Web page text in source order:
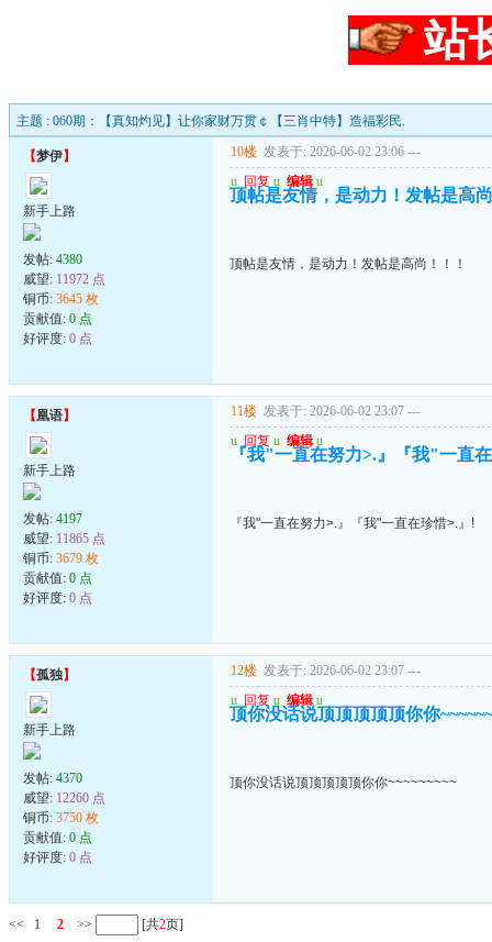
站
主题 : 060期：【真知灼见】让你家财万贯￠【三肖中特】造福彩民.
【梦伊】
新手上路
发帖: 4380
威望: 11972 点
铜币: 3645 枚
贡献值: 0 点
好评度: 0 点
10楼 发表于: 2026-06-02 23:06 ---
u 回复 u 编辑 u
顶帖是友情，是动力！发帖是高
顶帖是友情，是动力！发帖是高尚！！！
【凰语】
新手上路
发帖: 4197
威望: 11865 点
铜币: 3679 枚
贡献值: 0 点
好评度: 0 点
11楼 发表于: 2026-06-02 23:07 ---
u 回复 u 编辑 u
『我"一直在努力>.』『我"一直
『我"一直在努力>.』『我"一直在珍惜>.』!
【孤独】
新手上路
发帖: 4370
威望: 12260 点
铜币: 3750 枚
贡献值: 0 点
好评度: 0 点
12楼 发表于: 2026-06-02 23:07 ---
u 回复 u 编辑 u
顶你没话说顶顶顶顶顶你你
顶你没话说顶顶顶顶顶你你~~~~~~~~~
<< 1 2 >> [共2页]